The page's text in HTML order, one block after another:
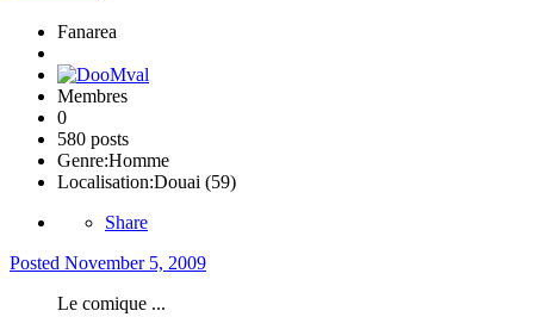
Fanarea
Membres
0
580 posts
Genre:Homme
Localisation:Douai (59)
Share
Posted November 5, 2009
Le comique ...